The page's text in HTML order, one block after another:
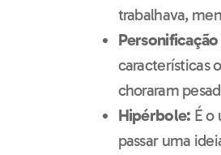
trabalhava,
características
choraram
Hipérbole: É o
passar uma